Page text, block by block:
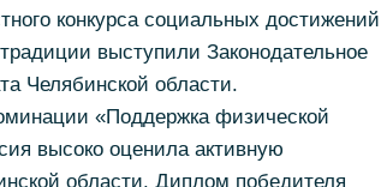
конкурса социальных достижений
выступили Законодательное
Челябинской области.
«Поддержка физической
высоко оценила активную
области. Диплом победителя